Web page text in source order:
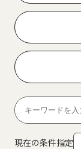
現在の条件指定